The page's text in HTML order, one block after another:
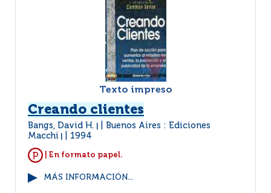
Texto impreso
Creando clientes
Bangs, David H.
Buenos Aires : Ediciones
Macchi
1994
| En formato papel.
MÁS INFORMACIÓN...